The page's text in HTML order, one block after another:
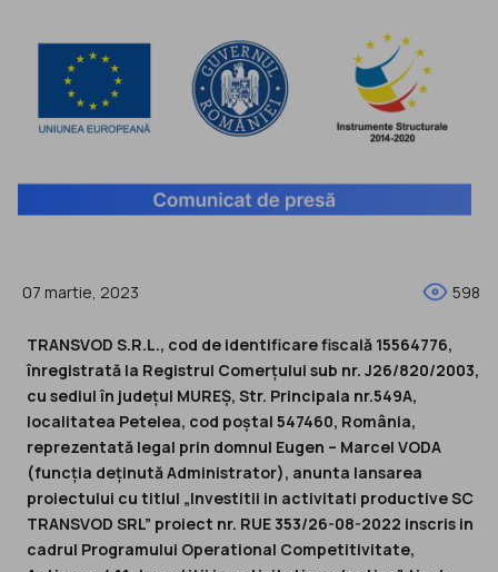
07 martie, 2023 598
TRANSVOD S.R.L., cod de identificare fiscală 15564776,
înregistrată la Registrul Comerțului sub nr. J26/820/2003,
cu sediul în județul MUREȘ, Str. Principala nr.549A,
localitatea Petelea, cod poștal 547460, România,
reprezentată legal prin domnul Eugen – Marcel VODA
(funcția deținută Administrator), anunta lansarea
proiectului cu titlul „Investitii in activitati productive SC
TRANSVOD SRL” proiect nr. RUE 353/26-08-2022 inscris in
cadrul Programului Operational Competitivitate,